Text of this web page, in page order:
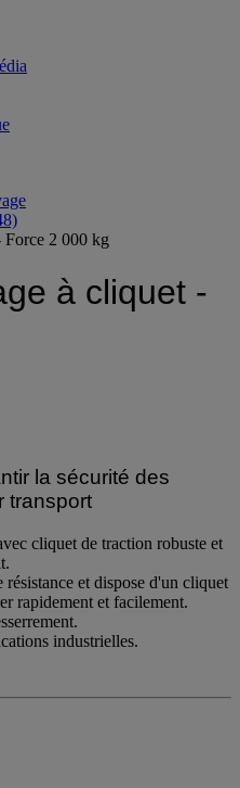
Force 2 000 kg
à cliquet -
la sécurité des
transport
cliquet de traction robuste et
et dispose d'un cliquet
rapidement et facilement.
industrielles.